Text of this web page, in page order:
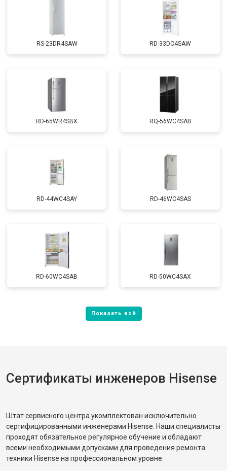
RS-23DR4SAW RD-33DC4SAW
RD-65WR4SBX RQ-56WC4SAB
RD-44WC4SAY RD-46WC4SAS
RD-60WC4SAB RD-50WC4SAX
Сертификаты инженеров Hisense
Штат сервисного центра укомплектован исключительно
сертифицированными инженерами Hisense. Наши специалисты
проходят обязательное регулярное обучение и обладают
всеми необходимыми допусками для проведения ремонта
техники Hisense на профессиональном уровне.